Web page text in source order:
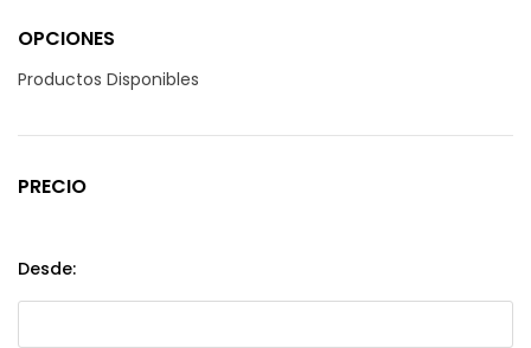
OPCIONES
Productos Disponibles
PRECIO
Desde: